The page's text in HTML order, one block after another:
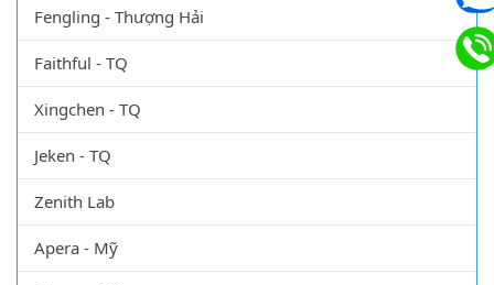
Fengling - Thượng Hải
Faithful - TQ
Xingchen - TQ
Jeken - TQ
Zenith Lab
Apera - Mỹ